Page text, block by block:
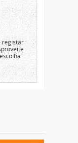
registar